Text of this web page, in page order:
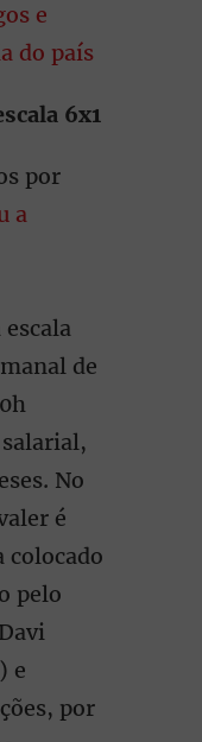
e
do país
6x1
por
a
de
No
é
colocado
pelo
e
por